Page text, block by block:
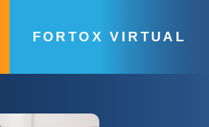
FORTOX VIRTUAL